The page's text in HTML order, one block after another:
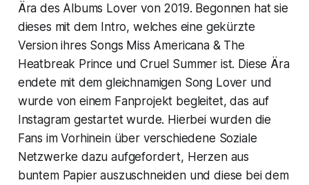
Ära des Albums Lover von 2019. Begonnen hat sie
dieses mit dem Intro, welches eine gekürzte
Version ihres Songs Miss Americana & The
Heatbreak Prince undCruel Summer ist. Diese Ära
endete mit dem gleichnamigen Song Lover und
wurde von einem Fanprojekt begleitet, das auf
Instagram gestartet wurde. Hierbei wurden die
Fans im Vorhinein über verschiedene Soziale
Netzwerke dazu aufgefordert, Herzen aus
buntem Papier auszuschneiden und diese bei dem